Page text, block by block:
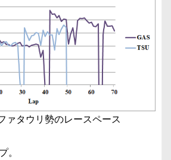
ァタウリ勢のレースペース
。